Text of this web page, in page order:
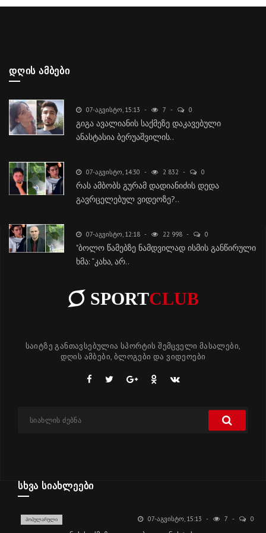
ᲓᲦᲘᲡ ᲐᲛᲑᲔᲑᲘ
07-ᲐᲒᲕᲘᲡᲢᲝ, 15:13 7 0
გიგა ავალიანის საქმეზე დაკავებული
ანასტასია ბერუაშვილის..
07-ᲐᲒᲕᲘᲡᲢᲝ, 14:30 2 832 0
რას ამბობს გურამ დადიანიძის დედა
გავრცელებულ ვიდეოზე?..
07-ᲐᲒᲕᲘᲡᲢᲝ, 12:18 22 998 0
"ბოლო წამებზე ნამდვილად ისმის განწირული
ხმა: “კახა, არ..
SPORTCLUB
საიტზე განთავსებულია სპორტის შემცველი მასალები,
დღის ამბები, ბლოგები და ვიდეოები
ᲡᲮᲕᲐ ᲡᲘᲐᲮᲚᲔᲔᲑᲘ
ᲞᲝᲞᲣᲚᲐᲠᲣᲚᲘ 07-ᲐᲒᲕᲘᲡᲢᲝ, 15:13 7 0